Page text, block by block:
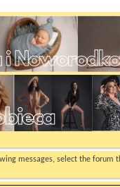
messages, select the forum